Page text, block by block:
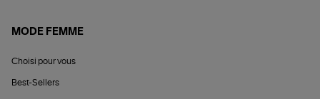
MODE FEMME
Choisi pour vous
Best-Sellers